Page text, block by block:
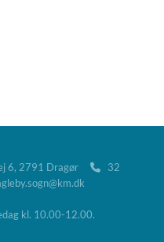
6, 2791 Dragør 
32
kl. 10.00-12.00.